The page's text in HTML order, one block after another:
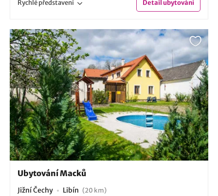
Rychlépředstavení Detail ubytování
Ubytování Macků
Jižní Čechy Libín (20 km)